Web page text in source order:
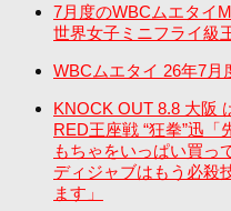
7月度のWBCムエタイ
世界女子ミニフライ級
WBCムエタイ 26年7月
KNOCK OUT 8.8 大阪
RED王座戦 “狂拳”迅
もちゃをいっぱい買っ
ディジャブはもう必殺
ます」